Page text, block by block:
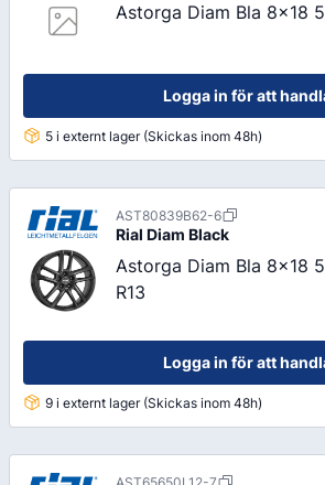
Astorga Diam Bla 8x18
Logga in för att
5 i externt lager (Skickas inom 48h)
AST80839B62-6
Rial Diam Black
Astorga Diam Bla 8x18
R13
Logga in för att
9 i externt lager (Skickas inom 48h)